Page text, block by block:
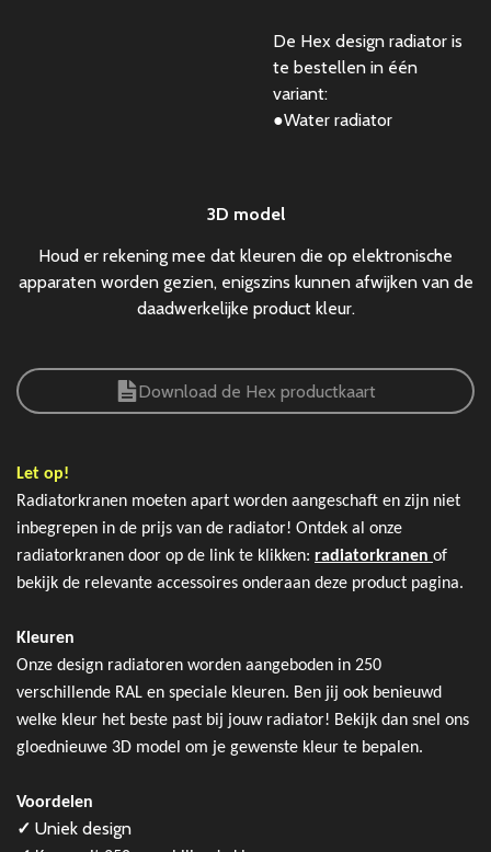
De Hex design radiator is
te bestellen in één
variant:
●Water radiator
3D model
Houd er rekening mee dat kleuren die op elektronische
apparaten worden gezien, enigszins kunnen afwijken van de
daadwerkelijke product kleur.
Download de Hex productkaart
Let op!
Radiatorkranen moeten apart worden aangeschaft en zijn niet
inbegrepen in de prijs van de radiator! Ontdek al onze
radiatorkranen door op de link te klikken: radiatorkranen of
bekijk de relevante accessoires onderaan deze product pagina.
Kleuren
Onze design radiatoren worden aangeboden in 250
verschillende RAL en speciale kleuren. Ben jij ook benieuwd
welke kleur het beste past bij jouw radiator! Bekijk dan snel ons
gloednieuwe 3D model om je gewenste kleur te bepalen.
Voordelen
✓ Uniek design